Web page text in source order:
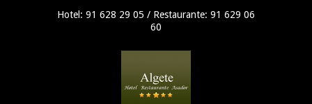
Hotel: 91 628 29 05 / Restaurante: 91 629 06
60